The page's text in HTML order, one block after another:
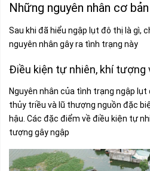
Những nguyên nhân cơ bản
Sau khi đã hiểu ngập lụt đô thị là gì,
nguyên nhân gây ra tình trạng này
Điều kiện tự nhiên, khí tượng
Nguyên nhân của tình trạng ngập lụt
thủy triều và lũ thượng nguồn đặc
hậu. Các đặc điểm về điều kiện tự
tượng gây ngập